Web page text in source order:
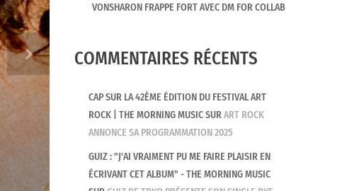
VONSHARON FRAPPE FORT AVEC DM FOR COLLAB
COMMENTAIRES RÉCENTS
CAP SUR LA 42ÈME ÉDITION DU FESTIVAL ART
ROCK | THE MORNING MUSICSURART ROCK
ANNONCE SA PROGRAMMATION 2025
GUIZ : "J'AI VRAIMENT PU ME FAIRE PLAISIR EN
ÉCRIVANT CET ALBUM" - THE MORNING MUSIC